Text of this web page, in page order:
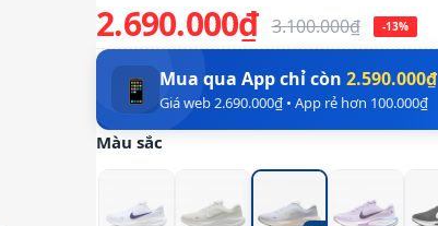
2.690.000₫ 3.100.000₫ -13%
📱 Mua qua App chỉ còn 2.590.000₫
Giá web 2.690.000₫ • App rẻ hơn 100.000₫
Màu sắc